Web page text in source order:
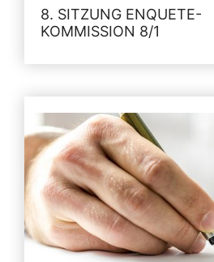
8. SITZUNG ENQUETE-
KOMMISSION 8/1